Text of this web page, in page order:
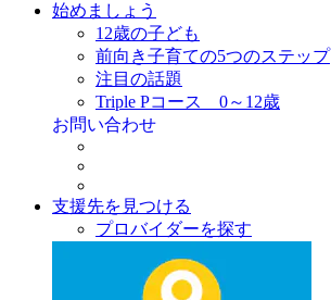
始めましょう
12歳の子ども
前向き子育ての5つのステップ
注目の話題
Triple Pコース 0～12歳
お問い合わせ
支援先を見つける
プロバイダーを探す